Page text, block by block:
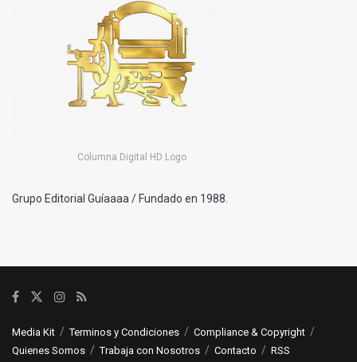
Columna Digital HD Logo
Grupo Editorial Guíaaaa / Fundado en 1988.
Media Kit Terminos y Condiciones
Compliance & Copyright
Quienes Somos
Trabaja con Nosotros Contacto RSS